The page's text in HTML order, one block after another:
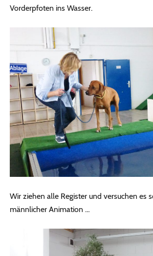
Vorderpfoten ins Wasser.
Wir ziehen alle Register und versuchen es
männlicher Animation …